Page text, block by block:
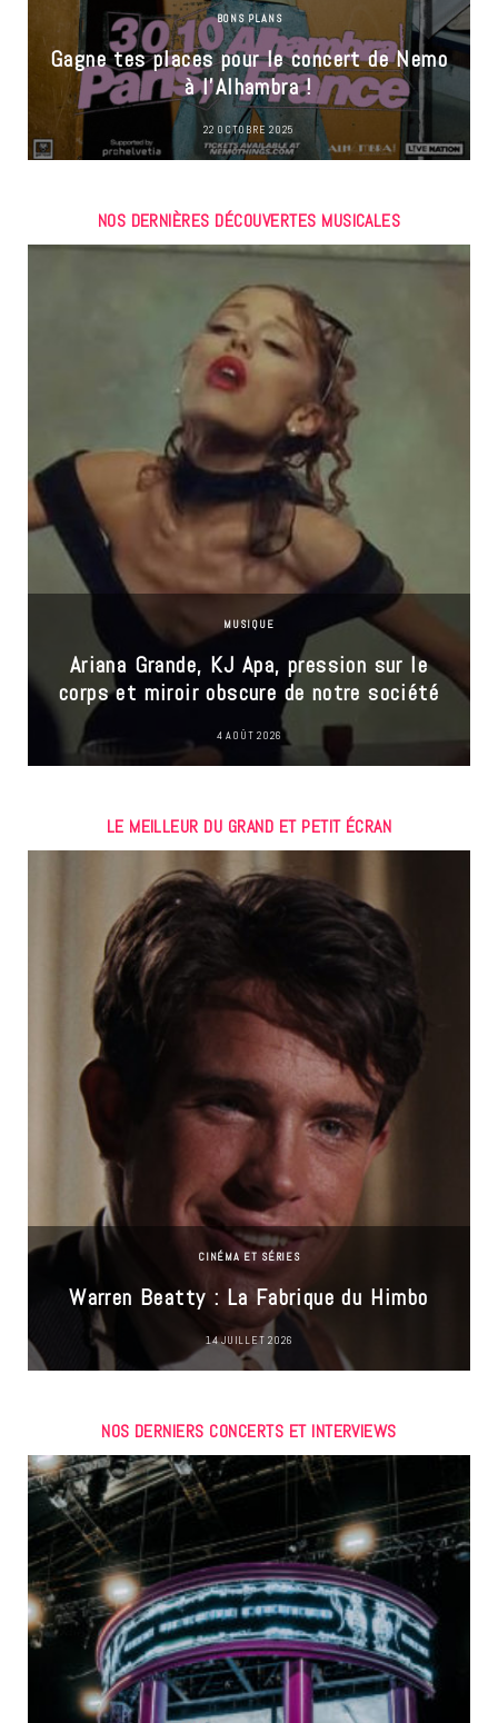
BONS PLANS
Gagne tes places pour le concert de Nemo
à l’Alhambra !
22 OCTOBRE 2025
NOS DERNIÈRES DÉCOUVERTES MUSICALES
MUSIQUE
Ariana Grande, KJ Apa, pression sur le
corps et miroir obscure de notre société
4 AOÛT 2026
LE MEILLEUR DU GRAND ET PETIT ÉCRAN
CINÉMA ET SÉRIES
Warren Beatty : La Fabrique du Himbo
14 JUILLET 2026
NOS DERNIERS CONCERTS ET INTERVIEWS